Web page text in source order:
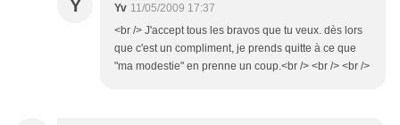
Y Yv 11/05/2009 17:37
<br /> J'accept tous les bravos que tu veux. dès lors
que c'est un compliment, je prends quitte à ce que
"ma modestie" en prenne un coup.<br /> <br /> <br />